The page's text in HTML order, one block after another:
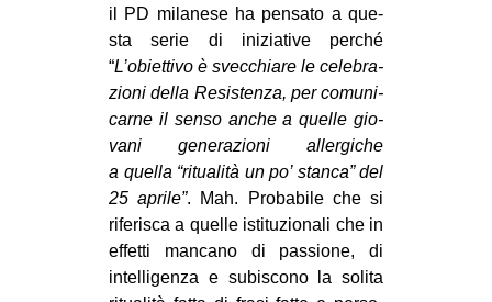
MANIFESTI
MUSICA
RECENSIONI
INTERNAZIONALE
AFRICA
AMERICHE
ESTREMO ORIENTE
EUROPA
il PD mila­nese ha pen­sato a que­
sta serie di ini­zia­tive per­ché
“L’obiettivo è svec­chiare le cele­bra­
zioni della Resi­stenza, per comu­ni­
carne il senso anche a quelle gio­
vani gene­ra­zioni aller­gi­che
a quella “ritua­lità un po’ stanca” del
25 aprile”. Mah. Pro­ba­bile che si
rife­ri­sca a quelle isti­tu­zio­nali che in
effetti man­cano di pas­sione, di
intel­li­genza e subi­scono la solita